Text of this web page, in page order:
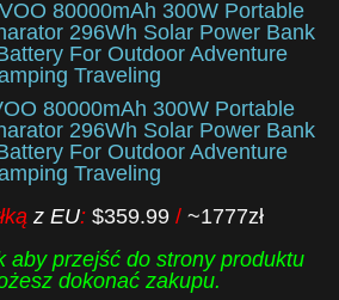
80000mAh 300W Portable
296Wh Solar Power Bank
For Outdoor Adventure
Traveling
z EU:$359.99/~1777zł
aby przejść do strony produktu
dokonać zakupu.